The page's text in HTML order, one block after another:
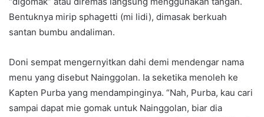
Bentuknya mirip sphagetti (mi lidi), dimasak berkuah
santan bumbu andaliman.
Doni sempat mengernyitkan dahi demi mendengar nama
menu yang disebut Nainggolan. Ia seketika menoleh ke
Kapten Purba yang mendampinginya. “Nah, Purba, kau cari
sampai dapat mie gomak untuk Nainggolan, biar dia